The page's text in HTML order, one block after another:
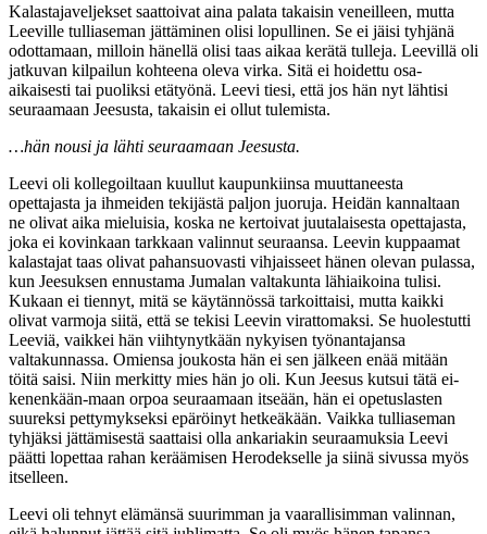
Kalastajaveljekset saattoivat aina palata takaisin veneilleen, mutta
Leeville tulliaseman jättäminen olisi lopullinen. Se ei jäisi tyhjänä
odottamaan, milloin hänellä olisi taas aikaa kerätä tulleja. Leevillä oli
jatkuvan kilpailun kohteena oleva virka. Sitä ei hoidettu osa-
aikaisesti tai puoliksi etätyönä. Leevi tiesi, että jos hän nyt lähtisi
seuraamaan Jeesusta, takaisin ei ollut tulemista.
…hän nousi ja lähti seuraamaan Jeesusta.
Leevi oli kollegoiltaan kuullut kaupunkiinsa muuttaneesta
opettajasta ja ihmeiden tekijästä paljon juoruja. Heidän kannaltaan
ne olivat aika mieluisia, koska ne kertoivat juutalaisesta opettajasta,
joka ei kovinkaan tarkkaan valinnut seuraansa. Leevin kuppaamat
kalastajat taas olivat pahansuovasti vihjaisseet hänen olevan pulassa,
kun Jeesuksen ennustama Jumalan valtakunta lähiaikoina tulisi.
Kukaan ei tiennyt, mitä se käytännössä tarkoittaisi, mutta kaikki
olivat varmoja siitä, että se tekisi Leevin virattomaksi. Se huolestutti
Leeviä, vaikkei hän viihtynytkään nykyisen työnantajansa
valtakunnassa. Omiensa joukosta hän ei sen jälkeen enää mitään
töitä saisi. Niin merkitty mies hän jo oli. Kun Jeesus kutsui tätä ei-
kenenkään-maan orpoa seuraamaan itseään, hän ei opetuslasten
suureksi pettymykseksi epäröinyt hetkeäkään. Vaikka tulliaseman
tyhjäksi jättämisestä saattaisi olla ankariakin seuraamuksia Leevi
päätti lopettaa rahan keräämisen Herodekselle ja siinä sivussa myös
itselleen.
Leevi oli tehnyt elämänsä suurimman ja vaarallisimman valinnan,